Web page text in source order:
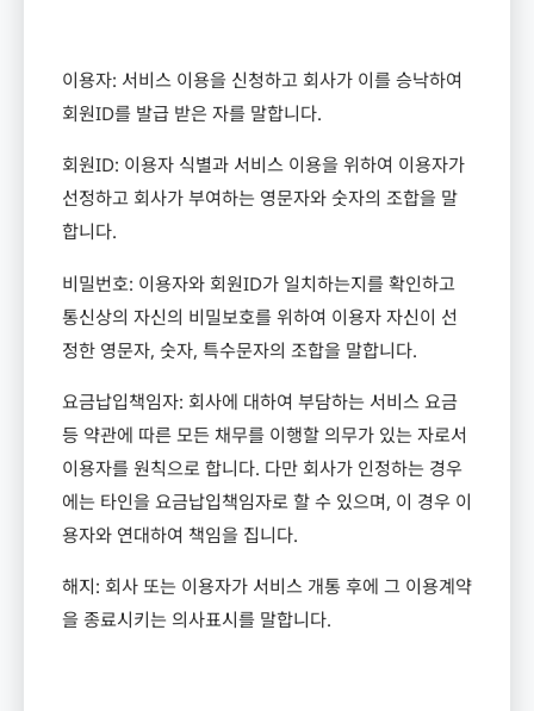
이용자: 서비스 이용을 신청하고 회사가 이를 승낙하여
회원ID를 발급 받은 자를 말합니다.
회원ID: 이용자 식별과 서비스 이용을 위하여 이용자가
선정하고 회사가 부여하는 영문자와 숫자의 조합을 말
합니다.
비밀번호: 이용자와 회원ID가 일치하는지를 확인하고
통신상의 자신의 비밀보호를 위하여 이용자 자신이 선
정한 영문자, 숫자, 특수문자의 조합을 말합니다.
요금납입책임자: 회사에 대하여 부담하는 서비스 요금
등 약관에 따른 모든 채무를 이행할 의무가 있는 자로서
이용자를 원칙으로 합니다. 다만 회사가 인정하는 경우
에는 타인을 요금납입책임자로 할 수 있으며, 이 경우 이
용자와 연대하여 책임을 집니다.
해지: 회사 또는 이용자가 서비스 개통 후에 그 이용계약
을 종료시키는 의사표시를 말합니다.